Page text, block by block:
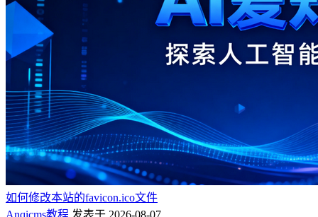
如何修改本站的favicon.ico文件
Anqicms教程 发表于 2026-08-07